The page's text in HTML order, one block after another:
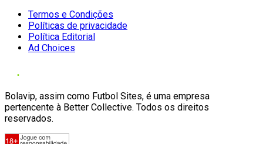
Termos e Condições
Políticas de privacidade
Política Editorial
Ad Choices
Bolavip, assim como Futbol Sites, é uma empresa
pertencente à Better Collective. Todos os direitos
reservados.